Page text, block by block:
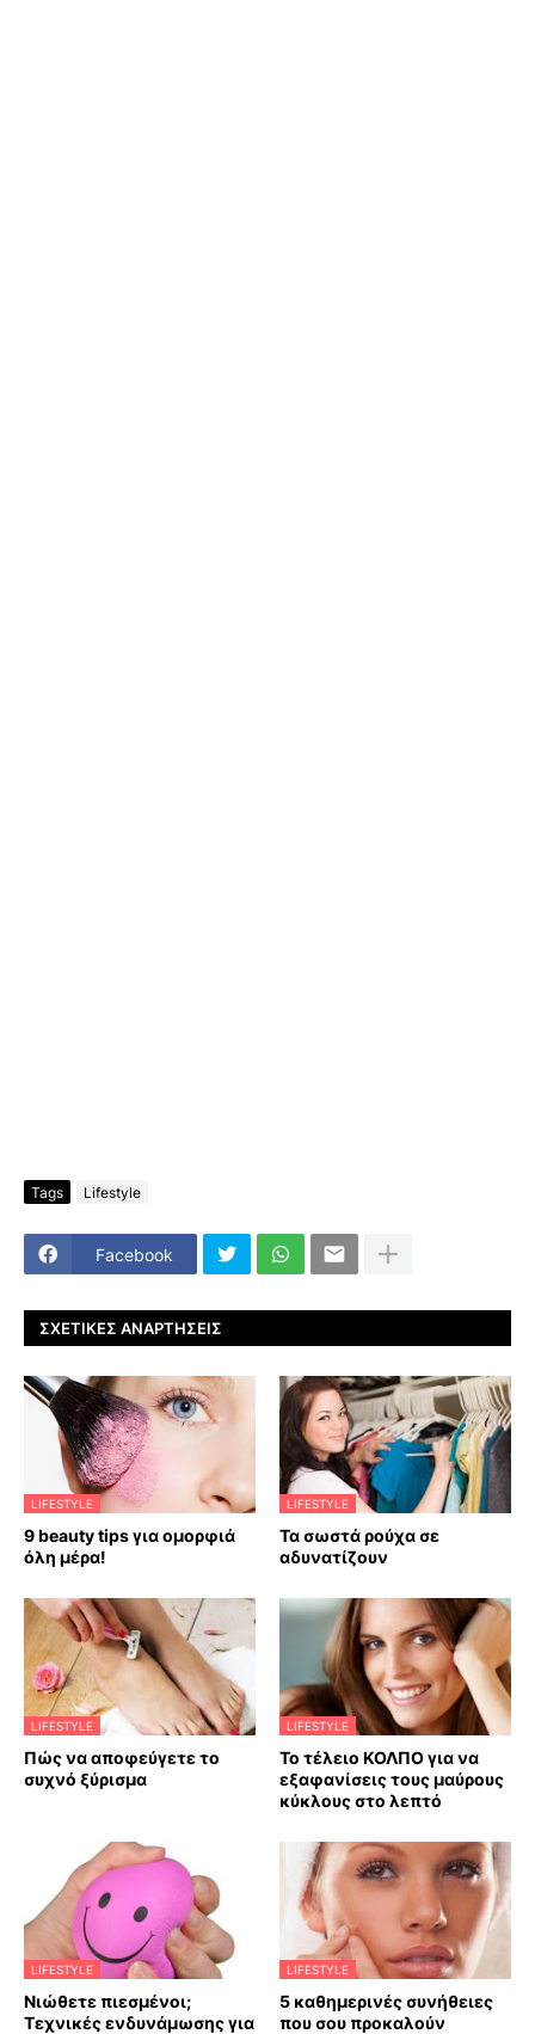
Tags Lifestyle
Facebook
ΣΧΕΤΙΚΈΣ ΑΝΑΡΤΉΣΕΙΣ
LIFESTYLE
9 beauty tips για ομορφιά
όλη μέρα!
LIFESTYLE
Τα σωστά ρούχα σε
αδυνατίζουν
LIFESTYLE
Πώς να αποφεύγετε το
συχνό ξύρισμα
LIFESTYLE
Το τέλειο ΚΟΛΠΟ για να
εξαφανίσεις τους μαύρους
κύκλους στο λεπτό
LIFESTYLE
Νιώθετε πιεσμένοι;
Τεχνικές ενδυνάμωσης για
LIFESTYLE
5 καθημερινές συνήθειες
που σου προκαλούν